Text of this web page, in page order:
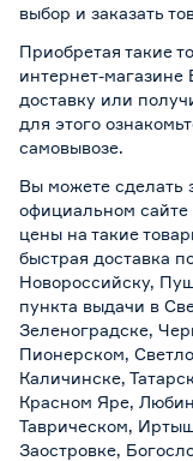
выбор и заказать
Приобретая такие
интернет-
доставку или
для этого
самовывозе.
Вы можете сделать
официальном сайте
цены на такие
быстрая доставка
Новороссийску,
пункта выдачи в
Зеленоградске,
Пионерском,
Каличинске,
Красном Яре,
Таврическом,
Заостровке,